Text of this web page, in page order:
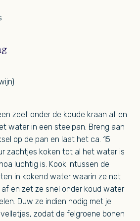
zeef onder de koude kraan af en
water in een steelpan. Breng aan
op de pan en laat het ca. 15
zachtjes koken tot al het water is
luchtig is. Kook intussen de
in kokend water waarin ze net
en zet ze snel onder koud water
Duw ze indien nodig met je
zodat de felgroene bonen